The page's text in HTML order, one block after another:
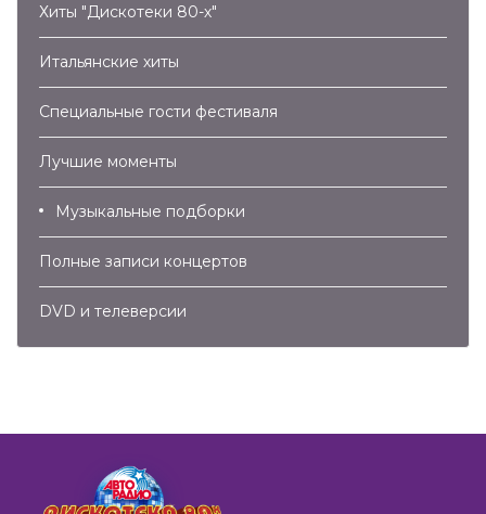
Хиты "Дискотеки 80-х"
Итальянские хиты
Специальные гости фестиваля
Лучшие моменты
Музыкальные подборки
Полные записи концертов
DVD и телеверсии